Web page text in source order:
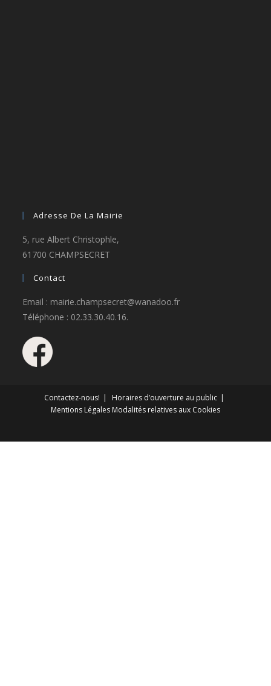
Adresse De La Mairie
5, rue Albert Christophle,
61700 CHAMPSECRET
Contact
Email : mairie.champsecret@wanadoo.fr
Téléphone : 02.33.30.40.16.
Contactez-nous!
Horaires d’ouverture au public
Mentions Légales Modalités relatives aux Cookies